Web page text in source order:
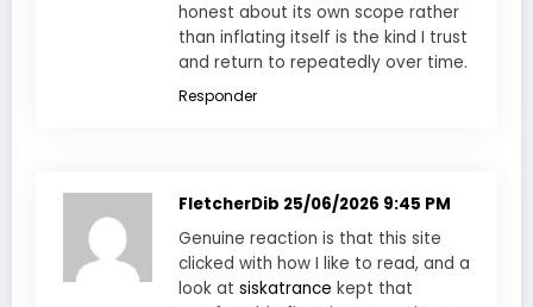
honest about its own scope rather
than inflating itself is the kind I trust
and return to repeatedly over time.
Responder
FletcherDib 25/06/2026 9:45 PM
Genuine reaction is that this site
clicked with how I like to read, and a
look at siskatrance kept that